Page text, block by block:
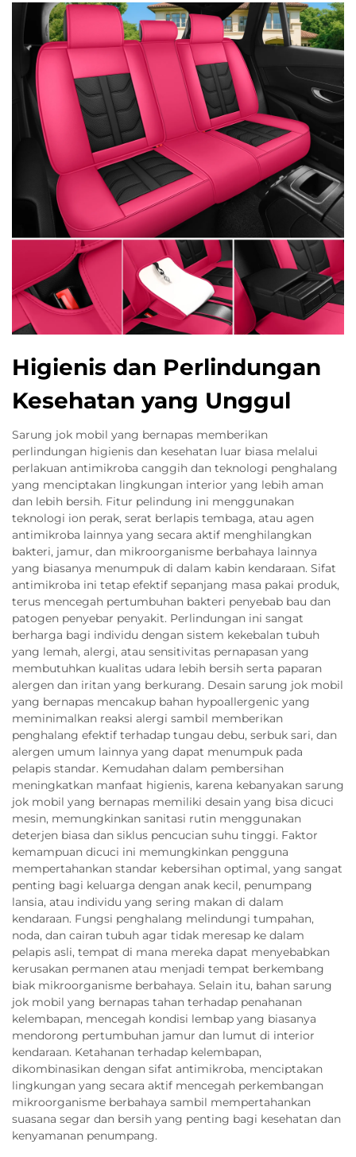
Higienis dan Perlindungan
Kesehatan yang Unggul
Sarung jok mobil yang bernapas memberikan
perlindungan higienis dan kesehatan luar biasa melalui
perlakuan antimikroba canggih dan teknologi penghalang
yang menciptakan lingkungan interior yang lebih aman
dan lebih bersih. Fitur pelindung ini menggunakan
teknologi ion perak, serat berlapis tembaga, atau agen
antimikroba lainnya yang secara aktif menghilangkan
bakteri, jamur, dan mikroorganisme berbahaya lainnya
yang biasanya menumpuk di dalam kabin kendaraan. Sifat
antimikroba ini tetap efektif sepanjang masa pakai produk,
terus mencegah pertumbuhan bakteri penyebab bau dan
patogen penyebar penyakit. Perlindungan ini sangat
berharga bagi individu dengan sistem kekebalan tubuh
yang lemah, alergi, atau sensitivitas pernapasan yang
membutuhkan kualitas udara lebih bersih serta paparan
alergen dan iritan yang berkurang. Desain sarung jok mobil
yang bernapas mencakup bahan hypoallergenic yang
meminimalkan reaksi alergi sambil memberikan
penghalang efektif terhadap tungau debu, serbuk sari, dan
alergen umum lainnya yang dapat menumpuk pada
pelapis standar. Kemudahan dalam pembersihan
meningkatkan manfaat higienis, karena kebanyakan sarung
jok mobil yang bernapas memiliki desain yang bisa dicuci
mesin, memungkinkan sanitasi rutin menggunakan
deterjen biasa dan siklus pencucian suhu tinggi. Faktor
kemampuan dicuci ini memungkinkan pengguna
mempertahankan standar kebersihan optimal, yang sangat
penting bagi keluarga dengan anak kecil, penumpang
lansia, atau individu yang sering makan di dalam
kendaraan. Fungsi penghalang melindungi tumpahan,
noda, dan cairan tubuh agar tidak meresap ke dalam
pelapis asli, tempat di mana mereka dapat menyebabkan
kerusakan permanen atau menjadi tempat berkembang
biak mikroorganisme berbahaya. Selain itu, bahan sarung
jok mobil yang bernapas tahan terhadap penahanan
kelembapan, mencegah kondisi lembap yang biasanya
mendorong pertumbuhan jamur dan lumut di interior
kendaraan. Ketahanan terhadap kelembapan,
dikombinasikan dengan sifat antimikroba, menciptakan
lingkungan yang secara aktif mencegah perkembangan
mikroorganisme berbahaya sambil mempertahankan
suasana segar dan bersih yang penting bagi kesehatan dan
kenyamanan penumpang.